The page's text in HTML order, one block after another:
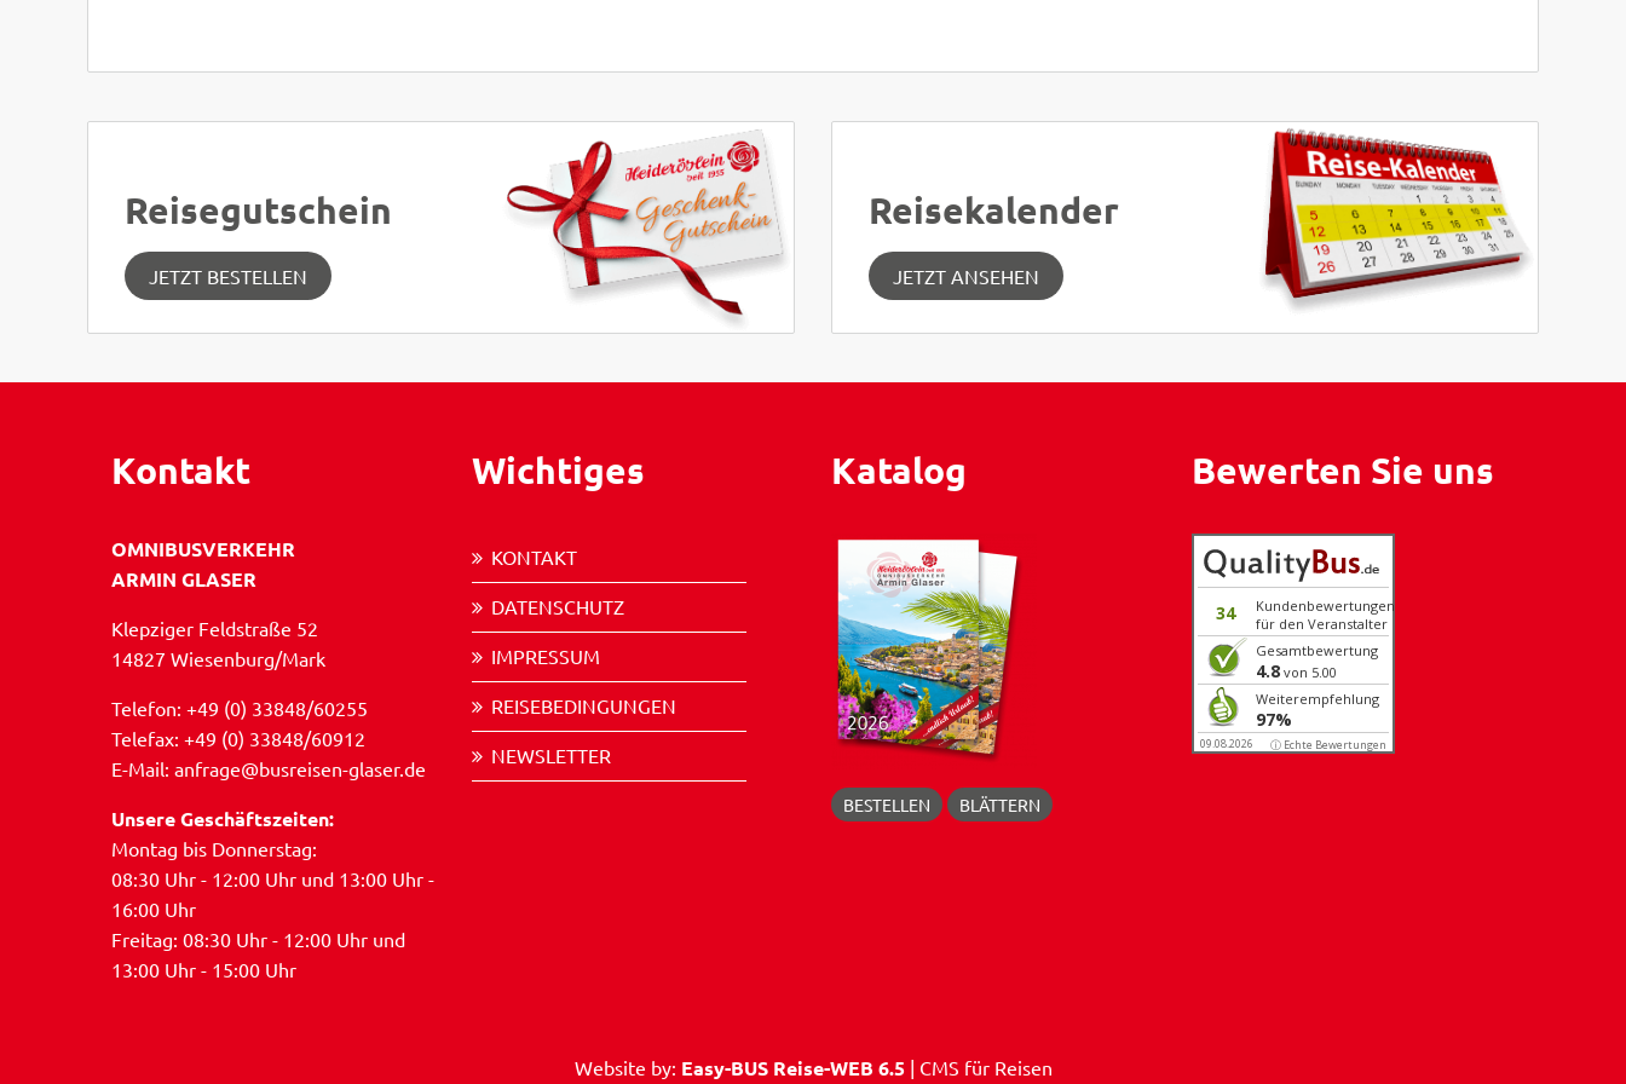
Reisegutschein
JETZT BESTELLEN
Reisekalender
JETZT ANSEHEN
Kontakt
OMNIBUSVERKEHR
ARMIN GLASER
Klepziger Feldstraße 52
14827 Wiesenburg/Mark
Telefon: +49 (0) 33848/60255
Telefax: +49 (0) 33848/60912
E-Mail: anfrage@busreisen-glaser.de
Unsere Geschäftszeiten:
Montag bis Donnerstag:
08:30 Uhr - 12:00 Uhr und 13:00 Uhr -
16:00 Uhr
Freitag: 08:30 Uhr - 12:00 Uhr und
13:00 Uhr - 15:00 Uhr
Wichtiges
KONTAKT
DATENSCHUTZ
IMPRESSUM
REISEBEDINGUNGEN
NEWSLETTER
Katalog
BESTELLEN BLÄTTERN
Bewerten Sie uns
34
Kundenbewertungen
für den Veranstalter
Gesamtbewertung
4.8von 5.00
Weiterempfehlung
97%
09.08.2026 ⓘ Echte Bewertungen
Website by: Easy-BUS Reise-WEB 6.5| CMS für Reisen